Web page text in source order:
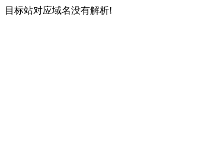
目标站对应域名没有解析!